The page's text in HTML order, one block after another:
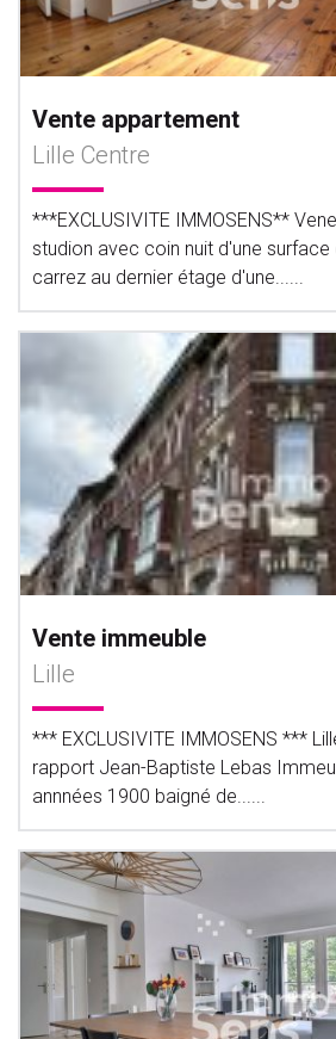
Vente appartement
Lille Centre
***EXCLUSIVITE IMMOSENS**
studion avec coin nuit d'une
carrez au dernier étage d'une......
Vente immeuble
Lille
*** EXCLUSIVITE IMMOSENS ***
rapport Jean-Baptiste Lebas
annnées 1900 baigné de......